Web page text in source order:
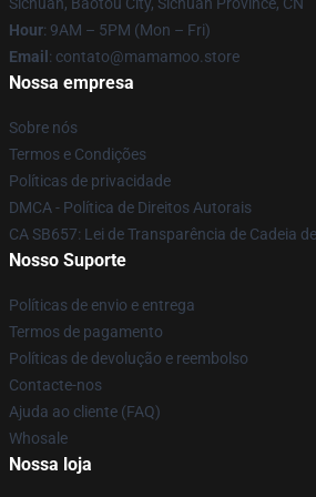
Hour: 9AM – 5PM (Mon – Fri)
Email : contato@mamamoo.store
Nossa empresa
Sobre nós
Termos e Condições
Políticas de privacidade
DMCA - Política de Direitos Autorais
CA SB657: Lei de Transparência de Cadeia
Nosso Suporte
Políticas de envio e entrega
Termos de pagamento
Políticas de devolução e reembolso
Contacte-nos
Ajuda ao cliente (FAQ)
Whosale
Nossa loja